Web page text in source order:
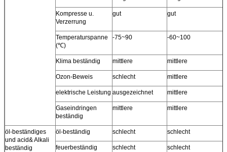
Kompresse u.
Verzerrung
gut gut
Temperaturspanne
(℃)
-75~90 -60~100
Klima beständig mittlere mittlere
Ozon-Beweis schlecht mittlere
elektrische Leistung ausgezeichnet mittlere
Gaseindringen
beständig
mittlere mittlere
öl-beständiges
und acid& Alkali
beständig
öl-beständig schlecht schlecht
feuerbeständig schlecht schlecht